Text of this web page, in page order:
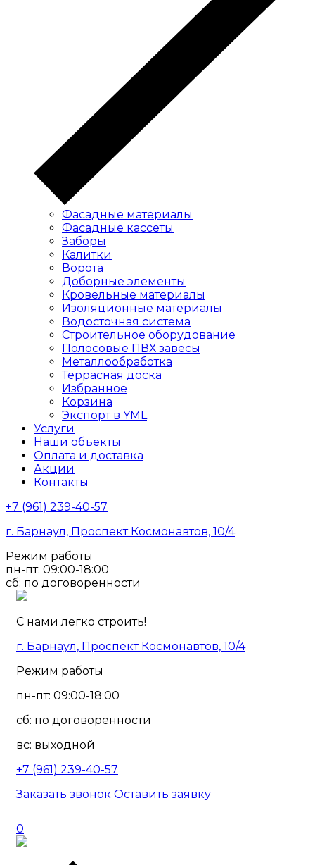
Фасадные материалы
Фасадные кассеты
Заборы
Калитки
Ворота
Доборные элементы
Кровельные материалы
Изоляционные материалы
Водосточная система
Строительное оборудование
Полосовые ПВХ завесы
Металлообработка
Террасная доска
Избранное
Корзина
Экспорт в YML
Услуги
Наши объекты
Оплата и доставка
Акции
Контакты
+7 (961) 239-40-57
г. Барнаул, Проспект Космонавтов, 10/4
Режим работы
пн-пт: 09:00-18:00
сб: по договоренности
С нами легко строить!
г. Барнаул, Проспект Космонавтов, 10/4
Режим работы
пн-пт: 09:00-18:00
сб: по договоренности
вс: выходной
+7 (961) 239-40-57
Заказать звонок Оставить заявку
0